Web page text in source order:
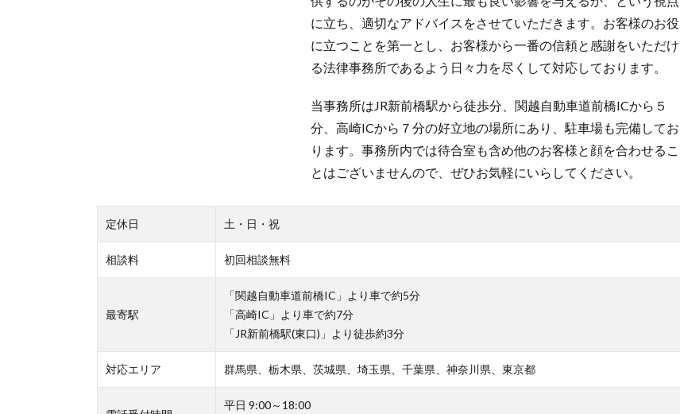
に立ち、適切なアドバイスをさせていただきます。お客様のお役
に立つことを第一とし、お客様から一番の信頼と感謝をいただけ
る法律事務所であるよう日々力を尽くして対応しております。
当事務所はJR新前橋駅から徒歩分、関越自動車道前橋ICから５
分、高崎ICから７分の好立地の場所にあり、駐車場も完備してお
ります。事務所内では待合室も含め他のお客様と顔を合わせるこ
とはございませんので、ぜひお気軽にいらしてください。
定休日 土・日・祝
相談料 初回相談無料
最寄駅
「関越自動車道前橋IC」より車で約5分
「高崎IC」より車で約7分
「JR新前橋駅(東口)」より徒歩約3分
対応エリア 群馬県、栃木県、茨城県、埼玉県、千葉県、神奈川県、東京都
平日 9:00～18:00